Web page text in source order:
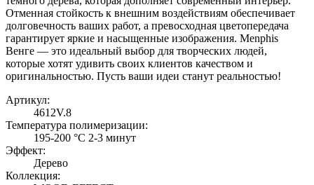
Отменная стойкость к внешним воздействиям обеспечивает
долговечность ваших работ, а превосходная цветопередача
гарантирует яркие и насыщенные изображения. Menphis
Венге — это идеальный выбор для творческих людей,
которые хотят удивить своих клиентов качеством и
оригинальностью. Пусть ваши идеи станут реальностью!
Артикул:
4612V.8
Температура полимеризации:
195-200 °C 2-3 минут
Эффект:
Дерево
Коллекция: